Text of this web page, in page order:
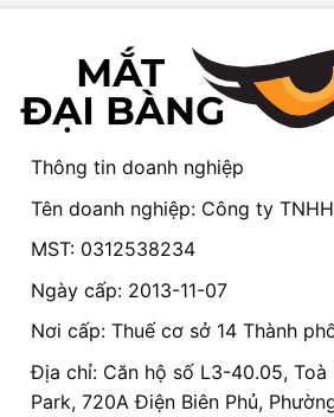
Thông tin doanh nghiệp
Tên doanh nghiệp: Công ty
MST: 0312538234
Ngày cấp: 2013-11-07
Nơi cấp: Thuế cơ sở 14 Thành
Địa chỉ: Căn hộ số L3-40.05,
Park, 720A Điện Biên Phủ,